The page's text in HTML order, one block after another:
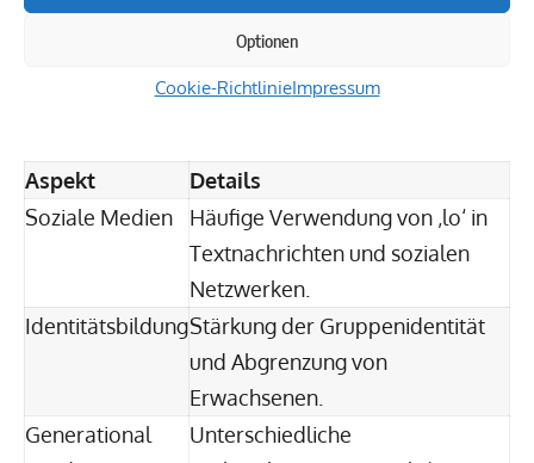
Optionen
Cookie-RichtlinieImpressum
Stabilisierung des sozialen Miteinanders bei und
zeigt, wie sich die Jugendsprache ständig
Aspekt
Details
Soziale Medien
Häufige Verwendung von ‚lo‘ in
Textnachrichten und sozialen
Netzwerken.
IdentitätsbildungStärkung der Gruppenidentität
und Abgrenzung von
Erwachsenen.
Generational
Unterschiedliche